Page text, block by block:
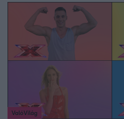
ValóVilág